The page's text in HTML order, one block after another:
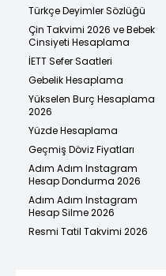
Türkçe Deyimler Sözlüğü
Çin Takvimi 2026 ve Bebek
Cinsiyeti Hesaplama
İETT Sefer Saatleri
Gebelik Hesaplama
Yükselen Burç Hesaplama
2026
Yüzde Hesaplama
Geçmiş Döviz Fiyatları
Adım Adım Instagram
Hesap Dondurma 2026
Adım Adım Instagram
Hesap Silme 2026
Resmi Tatil Takvimi 2026